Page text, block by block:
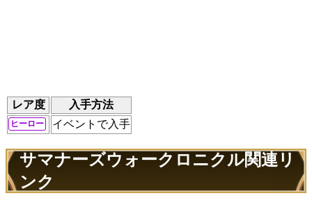
レア度 入手方法
ヒーロー イベントで入手
サマナーズウォークロニクル関連リ
ンク